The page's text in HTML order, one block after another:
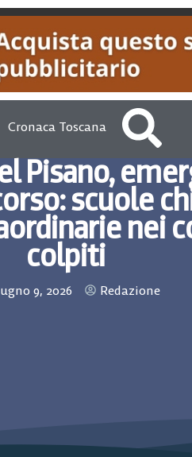
Cronaca Toscana
Pisano,
scuole
nei
colpiti
9, 2026 Redazione